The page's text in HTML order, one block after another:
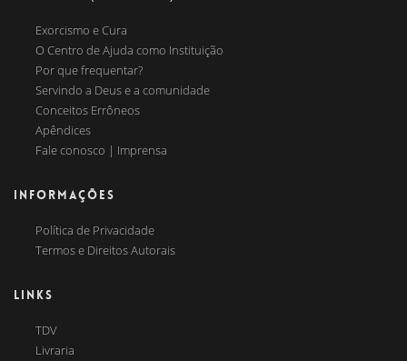
Exorcismo e Cura
O Centro de Ajuda como Instituição
Por que frequentar?
Servindo a Deus e a comunidade
Conceitos Errôneos
Apêndices
Fale conosco | Imprensa
INFORMAÇÕES
Política de Privacidade
Termos e Direitos Autorais
LINKS
TDV
Livraria